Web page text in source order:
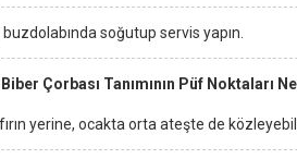
buzdolabında soğutup servis yapın.
Çorbası Tanımının Püf Noktaları
yerine, ocakta orta ateşte de